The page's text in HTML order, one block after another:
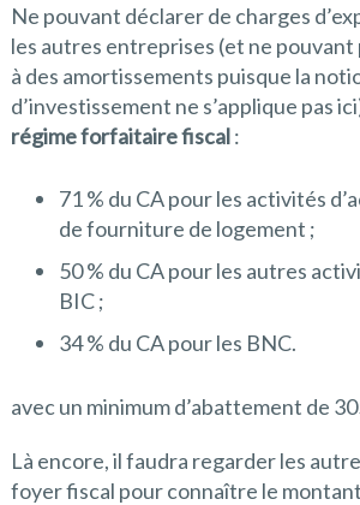
Ne pouvant déclarer de charges
les autres entreprises (et ne
à des amortissements puisque la
d’investissement ne s’applique pas
régime forfaitaire fiscal:
71 % du CA pour les activités
de fourniture de logement ;
50 % du CA pour les autres
BIC ;
34 % du CA pour les BNC.
avec un minimum d’abattement de
Là encore, il faudra regarder les
foyer fiscal pour connaître le